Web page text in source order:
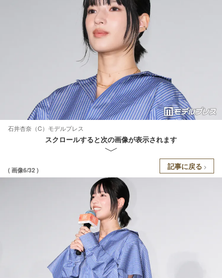
石井杏奈（C）モデルプレス
スクロールすると次の画像が表示されます
( 画像6/32 ) 記事に戻る